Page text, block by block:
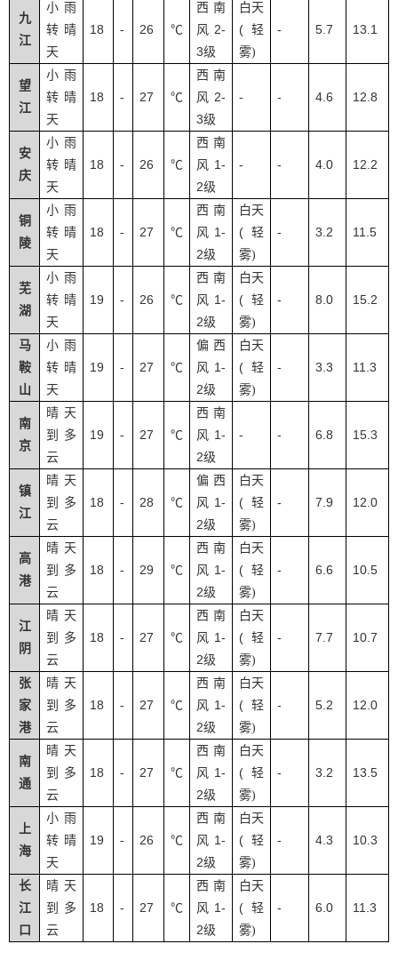
九
江
小雨
转晴
天
18 - 26 ℃
西南
风 2-
3级
白天
( 轻
雾)
- 5.7 13.1
望
江
小雨
转晴
天
18 - 27 ℃
西南
风 2-
3级
- - 4.6 12.8
安
庆
小雨
转晴
天
18 - 26 ℃
西南
风 1-
2级
- - 4.0 12.2
铜
陵
小雨
转晴
天
18 - 27 ℃
西南
风 1-
2级
白天
( 轻
雾)
- 3.2 11.5
芜
湖
小雨
转晴
天
19 - 26 ℃
西南
风 1-
2级
白天
( 轻
雾)
- 8.0 15.2
马
鞍
山
小雨
转晴
天
19 - 27 ℃
偏西
风 1-
2级
白天
( 轻
雾)
- 3.3 11.3
南
京
晴天
到多
云
19 - 27 ℃
西南
风 1-
2级
- - 6.8 15.3
镇
江
晴天
到多
云
18 - 28 ℃
偏西
风 1-
2级
白天
( 轻
雾)
- 7.9 12.0
高
港
晴天
到多
云
18 - 29 ℃
西南
风 1-
2级
白天
( 轻
雾)
- 6.6 10.5
江
阴
晴天
到多
云
18 - 27 ℃
西南
风 1-
2级
白天
( 轻
雾)
- 7.7 10.7
张
家
港
晴天
到多
云
18 - 27 ℃
西南
风 1-
2级
白天
( 轻
雾)
- 5.2 12.0
南
通
晴天
到多
云
18 - 27 ℃
西南
风 1-
2级
白天
( 轻
雾)
- 3.2 13.5
上
海
小雨
转晴
天
19 - 26 ℃
西南
风 1-
2级
白天
( 轻
雾)
- 4.3 10.3
长
江
口
晴天
到多
云
18 - 27 ℃
西南
风 1-
2级
白天
( 轻
雾)
- 6.0 11.3